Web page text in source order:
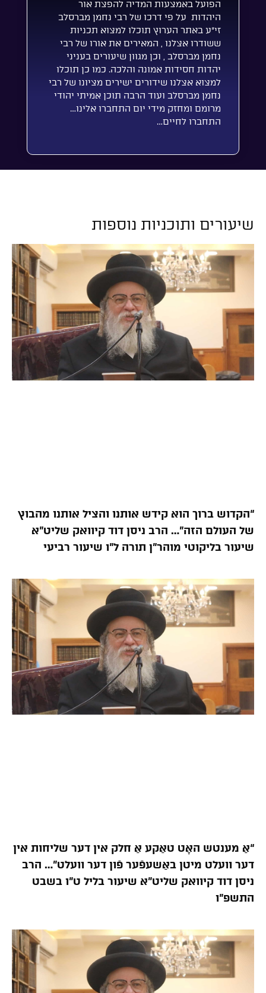
הפועל באמצעות המדיה להפצת אור
היהדות על פי דרכו של רבי נחמן מברסלב
זי”ע באתר הערוץ תוכלו למצוא תכניות
ששודרו אצלנו , המאירים את אורו של רבי
נחמן מברסלב , וכן מגוון שיעורים בעניני
יהדות חסידות אמונה והלכה. כמו כן תוכלו
למצוא אצלנו שידורים ישירים מציונו של רבי
נחמן מברסלב ועוד הרבה תוכן אמיתי יהודי
מרומם ומחזק מידי יום התחברו אלינו…
התחברו לחיים…
שיעורים ותוכניות נוספות
“הקדוש ברוך הוא קידש אותנו והציל אותנו מהבוץ
של העולם הזה”… הרב ניסן דוד קיוואק שליט”א
שיעור בליקוטי מוהר”ן תורה ל”ו שיעור רביעי
“אַ מענטש האָט טאַקע אַ חלק אין דער שליחות אין
דער וועלט מיטן באַשעפֿער פֿון דער וועלט”… הרב
ניסן דוד קיוואק שליט”א שיעור בליל ט”ו בשבט
התשפ”ו